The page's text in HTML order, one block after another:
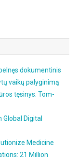
dokumentinis
vaikų palyginimą
tęsinys. Tom-
Digital
Medicine
21 Million